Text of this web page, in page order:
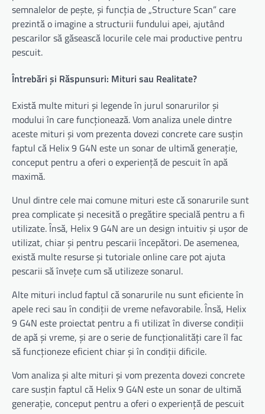
semnalelor de pește, și funcția de „Structure Scan” care
prezintă o imagine a structurii fundului apei, ajutând
pescarilor să găsească locurile cele mai productive pentru
pescuit.
Întrebări și Răspunsuri: Mituri sau Realitate?
Există multe mituri și legende în jurul sonarurilor și
modului în care funcționează. Vom analiza unele dintre
aceste mituri și vom prezenta dovezi concrete care susțin
faptul că Helix 9 G4N este un sonar de ultimă generație,
conceput pentru a oferi o experiență de pescuit în apă
maximă.
Unul dintre cele mai comune mituri este că sonarurile sunt
prea complicate și necesită o pregătire specială pentru a fi
utilizate. Însă, Helix 9 G4N are un design intuitiv și ușor de
utilizat, chiar și pentru pescarii începători. De asemenea,
există multe resurse și tutoriale online care pot ajuta
pescarii să învețe cum să utilizeze sonarul.
Alte mituri includ faptul că sonarurile nu sunt eficiente în
apele reci sau în condiții de vreme nefavorabile. Însă, Helix
9 G4N este proiectat pentru a fi utilizat în diverse condiții
de apă și vreme, și are o serie de funcționalități care îl fac
să funcționeze eficient chiar și în condiții dificile.
Vom analiza și alte mituri și vom prezenta dovezi concrete
care susțin faptul că Helix 9 G4N este un sonar de ultimă
generație, conceput pentru a oferi o experiență de pescuit